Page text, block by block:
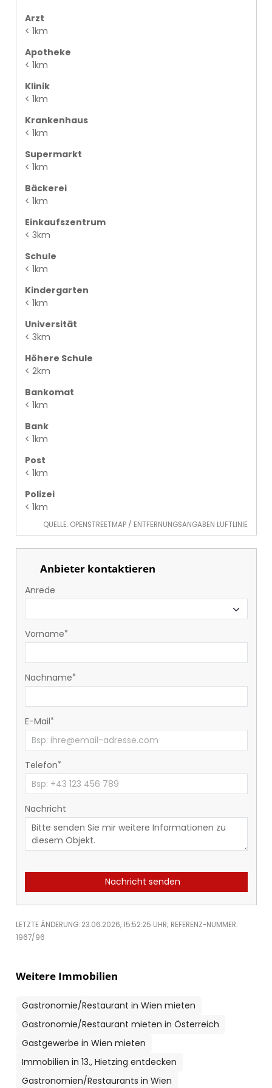
Arzt
< 1km
Apotheke
< 1km
Klinik
< 1km
Krankenhaus
< 1km
Supermarkt
< 1km
Bäckerei
< 1km
Einkaufszentrum
< 3km
Schule
< 1km
Kindergarten
< 1km
Universität
< 3km
Höhere Schule
< 2km
Bankomat
< 1km
Bank
< 1km
Post
< 1km
Polizei
< 1km
QUELLE: OPENSTREETMAP / ENTFERNUNGSANGABEN LUFTLINIE
Anbieter kontaktieren
Anrede
Vorname
Nachname
E-Mail
Telefon
Nachricht
Nachricht senden
LETZTE ÄNDERUNG: 23.06.2026, 15:52:25 UHR; REFERENZ-NUMMER:
1967/96
Weitere Immobilien
Gastronomie/Restaurant in Wien mieten
Gastronomie/Restaurant mieten in Österreich
Gastgewerbe in Wien mieten
Immobilien in 13., Hietzing entdecken
Gastronomien/Restaurants in Wien